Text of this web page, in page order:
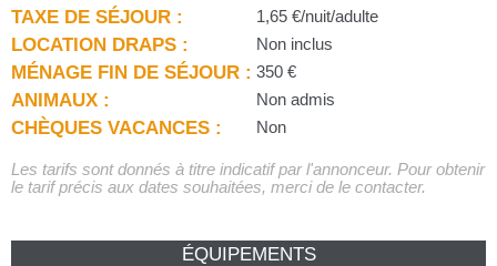
TAXE DE SÉJOUR : 1,65 €/nuit/adulte
LOCATION DRAPS : Non inclus
MÉNAGE FIN DE SÉJOUR : 350 €
ANIMAUX : Non admis
CHÈQUES VACANCES : Non
Les tarifs sont donnés à titre indicatif par l'annonceur. Pour obtenir
le tarif précis aux dates souhaitées, merci de le contacter.
ÉQUIPEMENTS